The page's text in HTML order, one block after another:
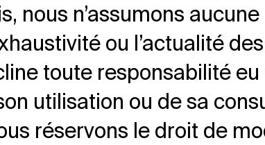
nous n’assumons
ou l’actualité
toute responsabilité
utilisation ou de sa
réservons le droit de